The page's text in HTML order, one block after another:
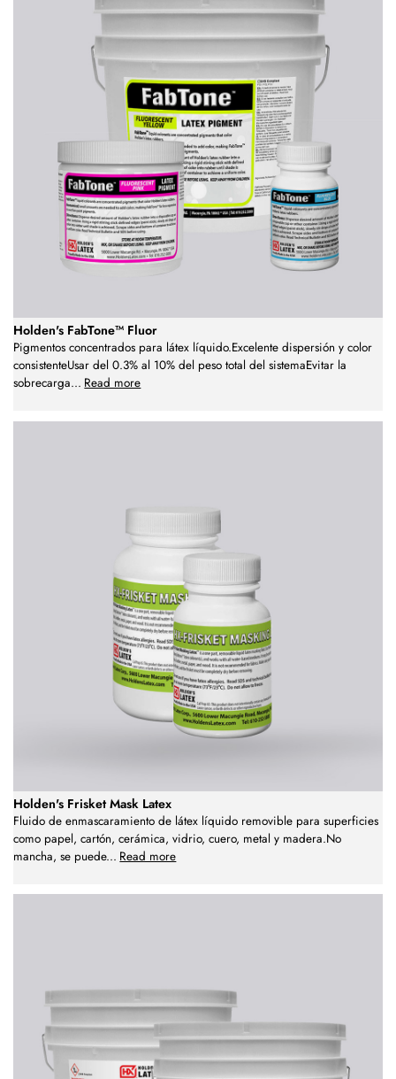
Holden's FabTone™ Fluor
Pigmentos concentrados para látex líquido.Excelente dispersión y color
consistenteUsar del 0.3% al 10% del peso total del sistemaEvitar la
sobrecarga... Read more
Holden's Frisket Mask Latex
Fluido de enmascaramiento de látex líquido removible para superficies
como papel, cartón, cerámica, vidrio, cuero, metal y madera.No
mancha, se puede... Read more